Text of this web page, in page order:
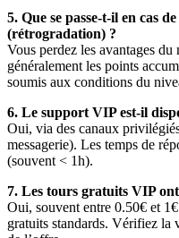
5. Que se passe-t-il en cas
(rétrogradation) ?
Vous perdez les avantages
généralement les points
soumis aux conditions du
6. Le support VIP est-il
Oui, via des canaux
messagerie). Les temps de
(souvent < 1h).
7. Les tours gratuits VIP
Oui, souvent entre 0.50€ et
gratuits standards. Vérifiez la